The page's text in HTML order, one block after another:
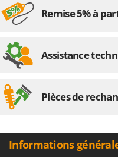
Silky
Skil
Smeg
Solidur
Spice Electronics
Remise 5% à
Assistance
Pièces de
Informations